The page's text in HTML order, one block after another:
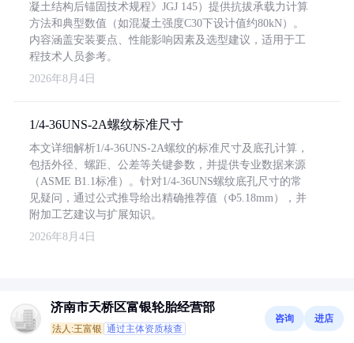
凝土结构后锚固技术规程》JGJ 145）提供抗拔承载力计算
方法和典型数值（如混凝土强度C30下设计值约80kN）。
内容涵盖安装要点、性能影响因素及选型建议，适用于工
程技术人员参考。
2026年8月4日
1/4-36UNS-2A螺纹标准尺寸
本文详细解析1/4-36UNS-2A螺纹的标准尺寸及底孔计算，
包括外径、螺距、公差等关键参数，并提供专业数据来源
（ASME B1.1标准）。针对1/4-36UNS螺纹底孔尺寸的常
见疑问，通过公式推导给出精确推荐值（Φ5.18mm），并
附加工艺建议与扩展知识。
2026年8月4日
济南市天桥区富银轮胎经营部
法人:王富银 通过主体资质核查
咨询 进店